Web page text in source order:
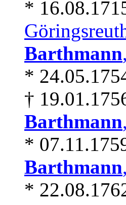
*
Barthmann
*
†
Barthmann
*
Barthmann
*